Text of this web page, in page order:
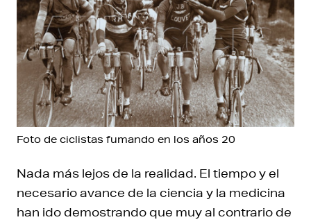
Foto de ciclistas fumando en los años 20
Nada más lejos de la realidad. El tiempo y el
necesario avance de la ciencia y la medicina
han ido demostrando que muy al contrario de